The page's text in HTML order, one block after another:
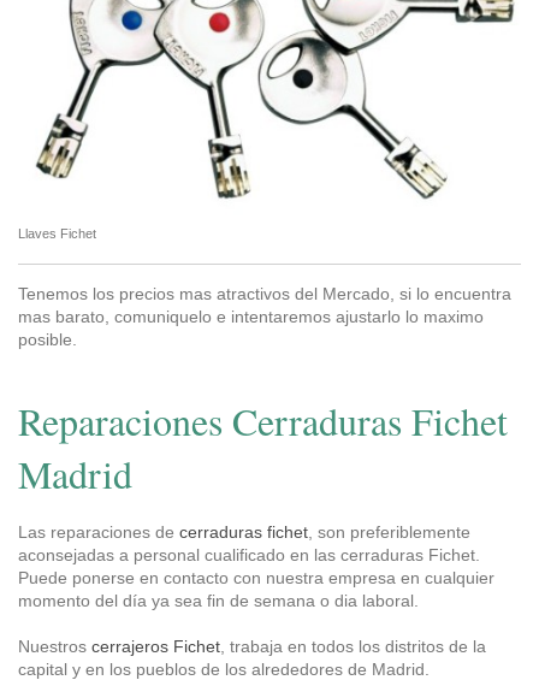
Llaves Fichet
Tenemos los precios mas atractivos del Mercado, si lo encuentra
mas barato, comuniquelo e intentaremos ajustarlo lo maximo
posible.
Reparaciones Cerraduras Fichet
Madrid
Las reparaciones de cerraduras fichet , son preferiblemente
aconsejadas a personal cualificado en las cerraduras Fichet.
Puede ponerse en contacto con nuestra empresa en cualquier
momento del día ya sea fin de semana o dia laboral.
Nuestros cerrajeros Fichet , trabaja en todos los distritos de la
capital y en los pueblos de los alrededores de Madrid.